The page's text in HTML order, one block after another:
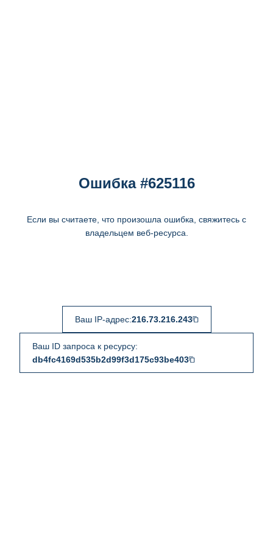
Ошибка #625116
Если вы считаете, что произошла ошибка, свяжитесь с
владельцем веб-ресурса.
Ваш IP-адрес:216.73.216.243
Ваш ID запроса к ресурсу:
db4fc4169d535b2d99f3d175c93be403